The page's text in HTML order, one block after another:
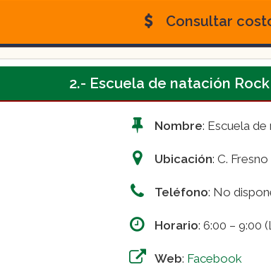
Consultar
2.- Escuela de natación
Nombre: Escuela
Ubicación: C.
Teléfono: No
Horario: 6:00 – 9:00
Web: Facebook